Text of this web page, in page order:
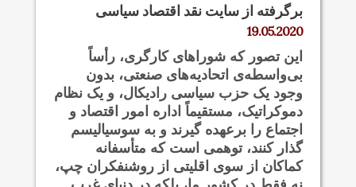
برگرفته از سایت نقد اقتصاد سیاسی
19.05.2020
این تصور که شوراهای کارگری، رأساً
بی‌واسطه‌ی اتحادیه‌های صنعتی، بدون
وجود یک حزب سیاسی رادیکال، و یک نظام
دموکراتیک، مستقیماً اداره امور اقتصاد و
اجتماع را برعهده گیرند و به سوسیالیسم
گذار کنند، توهمی است که متأسفانه
کماکان از سوی اقلیتی از روشنفکران چپ،